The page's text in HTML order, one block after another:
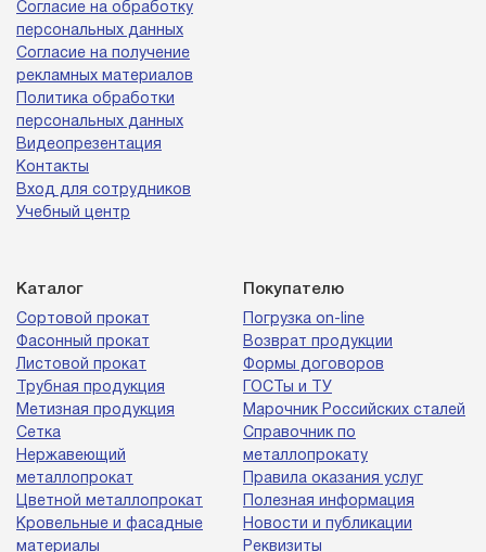
Согласие на обработку
персональных данных
Согласие на получение
рекламных материалов
Политика обработки
персональных данных
Видеопрезентация
Контакты
Вход для сотрудников
Учебный центр
Каталог
Сортовой прокат
Фасонный прокат
Листовой прокат
Трубная продукция
Метизная продукция
Сетка
Нержавеющий
металлопрокат
Цветной металлопрокат
Кровельные и фасадные
материалы
Покупателю
Погрузка on-line
Возврат продукции
Формы договоров
ГОСТы и ТУ
Марочник Российских сталей
Справочник по
металлопрокату
Правила оказания услуг
Полезная информация
Новости и публикации
Реквизиты